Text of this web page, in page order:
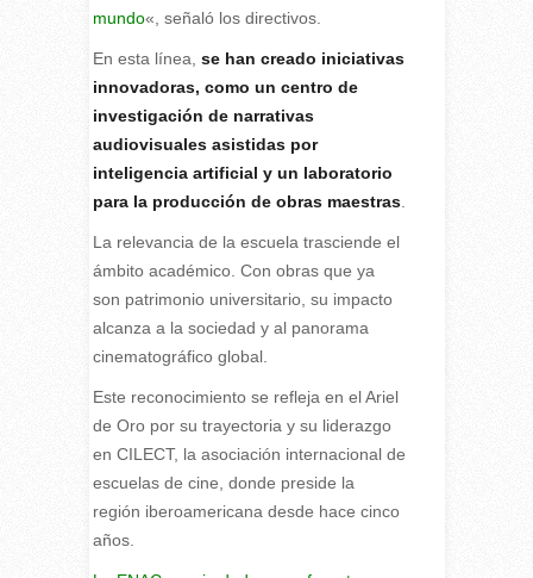
mundo«, señaló los directivos.
En esta línea, se han creado iniciativas
innovadoras, como un centro de
investigación de narrativas
audiovisuales asistidas por
inteligencia artificial y un laboratorio
para la producción de obras maestras.
La relevancia de la escuela trasciende el
ámbito académico. Con obras que ya
son patrimonio universitario, su impacto
alcanza a la sociedad y al panorama
cinematográfico global.
Este reconocimiento se refleja en el Ariel
de Oro por su trayectoria y su liderazgo
en CILECT, la asociación internacional de
escuelas de cine, donde preside la
región iberoamericana desde hace cinco
años.